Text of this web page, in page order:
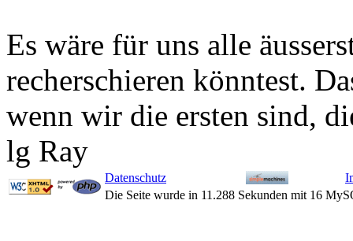
Es wäre für uns alle
recherschieren könntest.
wenn wir die ersten sind,
lg Ray
Datenschutz
Die Seite wurde in 11.288 Sekunden mit 16